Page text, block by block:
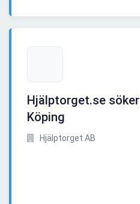
Hjälptorget.se
Köping
Hjälptorget AB